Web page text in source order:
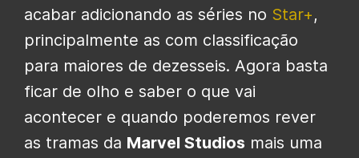
acabar adicionando as séries no Star+,
principalmente as com classificação
para maiores de dezesseis. Agora basta
ficar de olho e saber o que vai
acontecer e quando poderemos rever
as tramas da Marvel Studios mais uma